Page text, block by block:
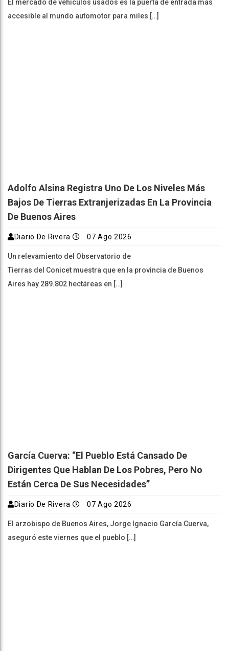
El mercado de vehículos usados es la puerta de entrada más
accesible al mundo automotor para miles […]
Adolfo Alsina Registra Uno De Los Niveles Más
Bajos De Tierras Extranjerizadas En La Provincia
De Buenos Aires
Diario De Rivera 07 Ago 2026
Un relevamiento del Observatorio de
Tierras del Conicet muestra que en la provincia de Buenos
Aires hay 289.802 hectáreas en […]
García Cuerva: “El Pueblo Está Cansado De
Dirigentes Que Hablan De Los Pobres, Pero No
Están Cerca De Sus Necesidades”
Diario De Rivera 07 Ago 2026
El arzobispo de Buenos Aires, Jorge Ignacio García Cuerva,
aseguró este viernes que el pueblo […]